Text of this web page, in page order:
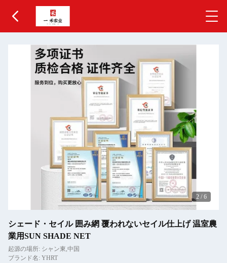
2 / 6
シェード・セイル 囲み網 覆われないセイル仕上げ 温室農
業用SUN SHADE NET
起源の場所: シャン東,中国
ブランド名: YHRT